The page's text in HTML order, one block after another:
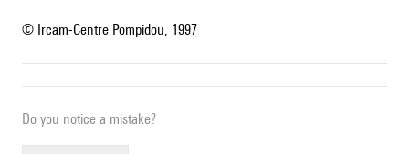
© Ircam-Centre Pompidou, 1997
Do you notice a mistake?